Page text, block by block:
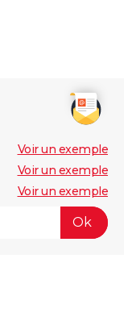
Voir un exemple
Voir un exemple
Voir un exemple